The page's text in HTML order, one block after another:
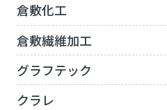
倉敷化工
倉敷繊維加工
グラフテック
クラレ